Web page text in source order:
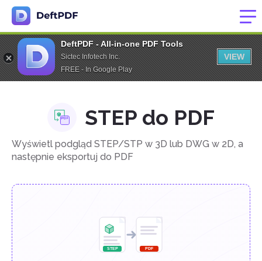
DeftPDF - All-in-one PDF Tools
Sictec Infotech Inc.
FREE - In Google Play
VIEW
STEP do PDF
Wyświetl podgląd STEP/STP w 3D lub DWG w 2D, a
następnie eksportuj do PDF